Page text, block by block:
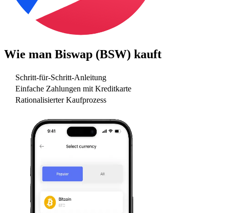
Wie man Biswap (BSW) kauft
Schritt-für-Schritt-Anleitung
Einfache Zahlungen mit Kreditkarte
Rationalisierter Kaufprozess